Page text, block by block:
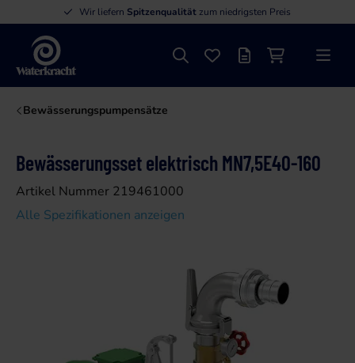
Wir liefern Spitzenqualität zum niedrigsten Preis
Waterkracht
SucheFavoritenAngebotslisteMenü
Bewässerungspumpensätze
Bewässerungsset elektrisch MN7,5E40-160
Artikel Nummer 219461000
Alle Spezifikationen anzeigen